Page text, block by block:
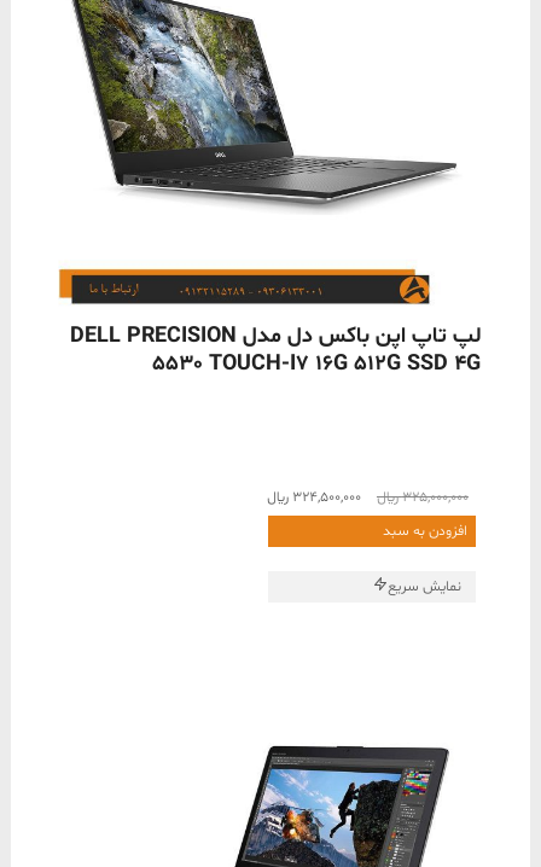
ناموجود
لپ تاپ اپن باکس دل مدل DELL PRECISION
5530 TOUCH-I7 16G 512G SSD 4G
325,000,000﷼
قیمت
اصلی
324,500,000 ﷼قیمت
افزودن به سبد
نمایش سریع